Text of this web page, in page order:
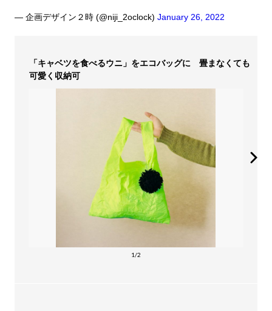
— 企画デザイン２時 (@niji_2oclock) January 26, 2022
「キャベツを食べるウニ」をエコバッグに 畳まなくても
可愛く収納可
1/2